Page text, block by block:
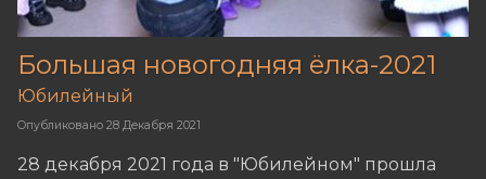
Большая новогодняя ёлка-2021
Опубликовано 28 Декабря 2021
Юбилейный
28 декабря 2021 года в "Юбилейном" прошла